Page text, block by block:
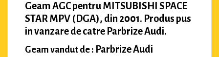
Geam AGC pentru MITSUBISHI SPACE
STAR MPV (DGA), din 2001. Produs pus
in vanzare de catre Parbrize Audi.
Geam vandut de : Parbrize Audi